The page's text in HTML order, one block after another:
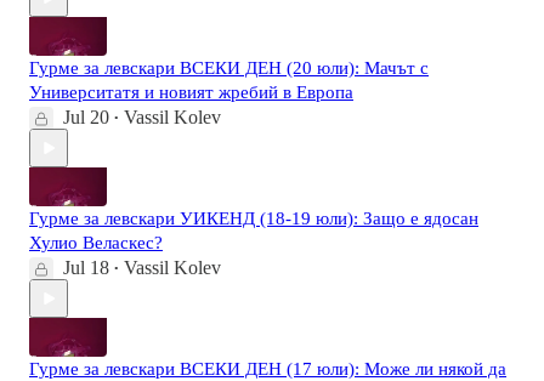
Гурме за левскари ВСЕКИ ДЕН (20 юли): Мачът с
Университатя и новият жребий в Европа
Jul 20 • Vassil Kolev
Гурме за левскари УИКЕНД (18-19 юли): Защо е ядосан
Хулио Веласкес?
Jul 18 • Vassil Kolev
Гурме за левскари ВСЕКИ ДЕН (17 юли): Може ли някой да